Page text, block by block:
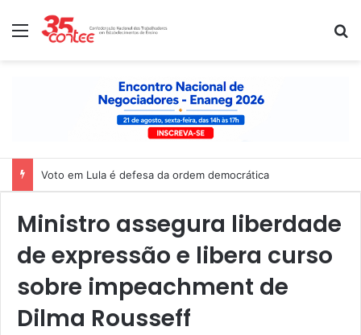
Menu
Voto em Lula é defesa da ordem democrática
Ministro assegura liberdade
de expressão e libera curso
sobre impeachment de
Dilma Rousseff